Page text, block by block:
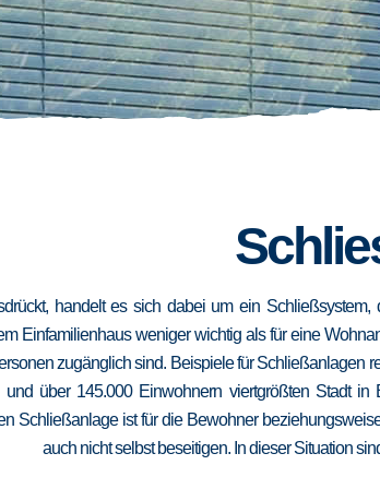
handelt es sich dabei um ein
Einfamilienhaus weniger wichtig als für eine
zugänglich sind. Beispiele für
und über 145.000 Einwohnern viertgrößten Stadt
Schließanlage ist für die Bewohner
auch nicht selbst beseitigen. In dieser Situation